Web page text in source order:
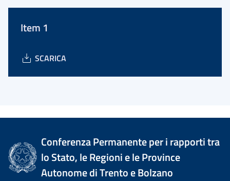
Item 1
SCARICA
Conferenza Permanente per i rapporti tra
lo Stato, le Regioni e le Province
Autonome di Trento e Bolzano